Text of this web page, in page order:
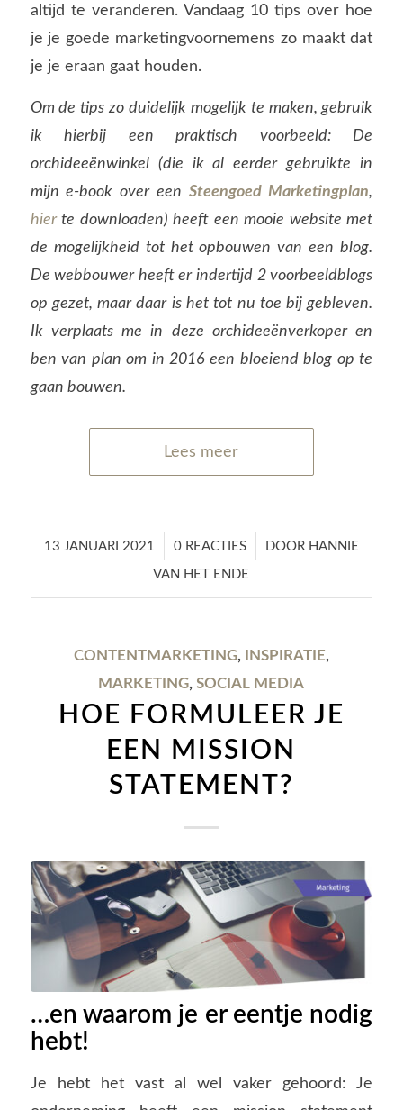
altijd te veranderen. Vandaag 10 tips over hoe
je je goede marketingvoornemens zo maakt dat
je je eraan gaat houden.
Om de tips zo duidelijk mogelijk te maken, gebruik
ik hierbij een praktisch voorbeeld: De
orchideeënwinkel (die ik al eerder gebruikte in
mijn e-book over een Steengoed Marketingplan,
hierte downloaden) heeft een mooie website met
de mogelijkheid tot het opbouwen van een blog.
De webbouwer heeft er indertijd 2 voorbeeldblogs
op gezet, maar daar is het tot nu toe bij gebleven.
Ik verplaats me in deze orchideeënverkoper en
ben van plan om in 2016 een bloeiend blog op te
gaan bouwen.
Lees meer
13 JANUARI 2021
/ 0 REACTIES
/ DOOR HANNIE
VAN HET ENDE
CONTENTMARKETING, INSPIRATIE,
MARKETING,SOCIAL MEDIA
HOE FORMULEER JE
EEN MISSION
STATEMENT?
…en waarom je er eentje nodig
hebt!
Je hebt het vast al wel vaker gehoord: Je